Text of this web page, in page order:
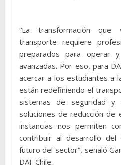
“La transformación
transporte requiere
preparados para operar
avanzadas. Por eso, para
acercar a los estudiantes a
están redefiniendo el
sistemas de seguridad y
soluciones de reducción de
instancias nos permiten
contribuir al desarrollo
futuro del sector”, señaló
DAF Chile.